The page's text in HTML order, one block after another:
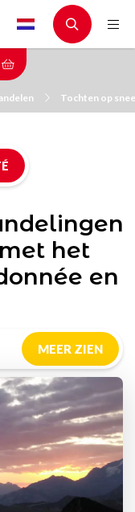
Tochten op
het
en
MEER ZIEN